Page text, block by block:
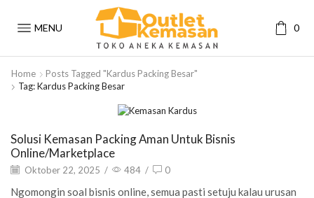
MENU 0
Home
Posts Tagged "kardus Packing Besar"
Tag: Kardus Packing Besar
Artikel
Solusi Kemasan Packing Aman Untuk Bisnis
Online/Marketplace
Oktober 22, 2025 / 484 / 0
Ngomongin soal bisnis online, semua pasti setuju kalau urusan